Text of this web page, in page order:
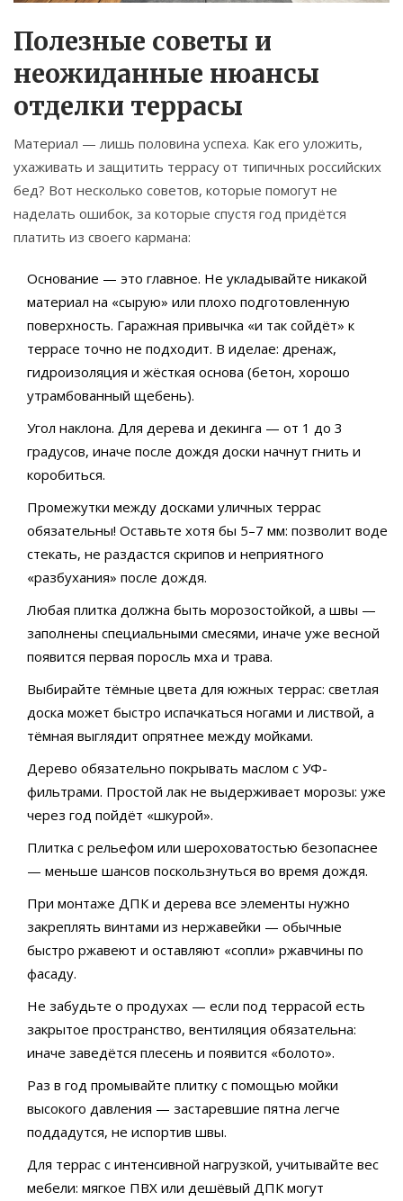
Полезные советы и
неожиданные нюансы
отделки террасы
Материал — лишь половина успеха. Как его уложить,
ухаживать и защитить террасу от типичных российских
бед? Вот несколько советов, которые помогут не
наделать ошибок, за которые спустя год придётся
платить из своего кармана:
Основание — это главное. Не укладывайте никакой
материал на «сырую» или плохо подготовленную
поверхность. Гаражная привычка «и так сойдёт» к
террасе точно не подходит. В иделае: дренаж,
гидроизоляция и жёсткая основа (бетон, хорошо
утрамбованный щебень).
Угол наклона. Для дерева и декинга — от 1 до 3
градусов, иначе после дождя доски начнут гнить и
коробиться.
Промежутки между досками уличных террас
обязательны! Оставьте хотя бы 5–7 мм: позволит воде
стекать, не раздастся скрипов и неприятного
«разбухания» после дождя.
Любая плитка должна быть морозостойкой, а швы —
заполнены специальными смесями, иначе уже весной
появится первая поросль мха и трава.
Выбирайте тёмные цвета для южных террас: светлая
доска может быстро испачкаться ногами и листвой, а
тёмная выглядит опрятнее между мойками.
Дерево обязательно покрывать маслом с УФ-
фильтрами. Простой лак не выдерживает морозы: уже
через год пойдёт «шкурой».
Плитка с рельефом или шероховатостью безопаснее
— меньше шансов поскользнуться во время дождя.
При монтаже ДПК и дерева все элементы нужно
закреплять винтами из нержавейки — обычные
быстро ржавеют и оставляют «сопли» ржавчины по
фасаду.
Не забудьте о продухах — если под террасой есть
закрытое пространство, вентиляция обязательна:
иначе заведётся плесень и появится «болото».
Раз в год промывайте плитку с помощью мойки
высокого давления — застаревшие пятна легче
поддадутся, не испортив швы.
Для террас с интенсивной нагрузкой, учитывайте вес
мебели: мягкое ПВХ или дешёвый ДПК могут